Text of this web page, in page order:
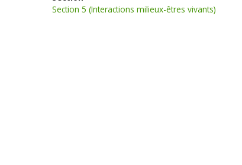
Section 5 (Interactions milieux-êtres vivants)